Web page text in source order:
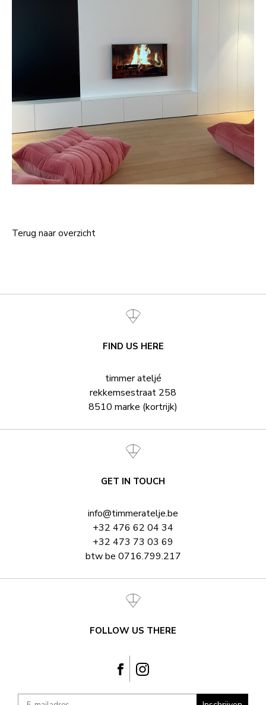
Terug naar overzicht
FIND US HERE
timmer ateljé
rekkemsestraat 258
8510 marke (kortrijk)
GET IN TOUCH
info@timmeratelje.be
+32 476 62 04 34
+32 473 73 03 69
btw be 0716.799.217
FOLLOW US THERE